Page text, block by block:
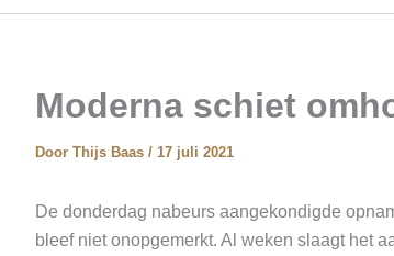
Moderna schiet
Door Thijs Baas / 17 juli 2021
De donderdag nabeurs aangekondigde
bleef niet onopgemerkt. Al weken slaagt het